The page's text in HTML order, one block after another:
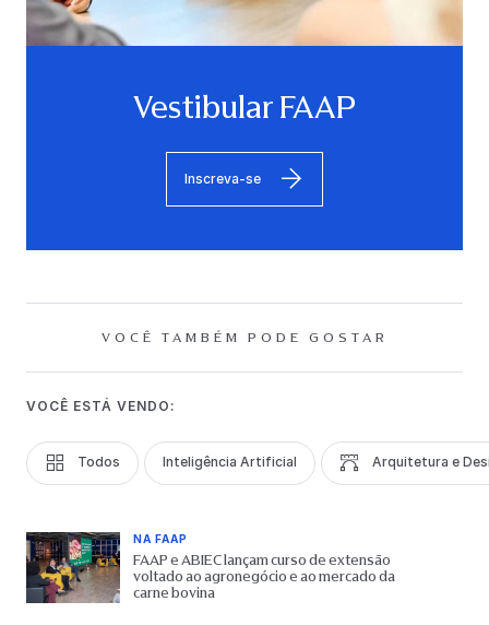
Vestibular FAAP
Inscreva-se
VOCÊ TAMBÉM PODE GOSTAR
VOCÊ ESTÁ VENDO:
Todos Inteligência Artificial Arquitetura e
NA FAAP
FAAP e ABIEC lançam curso de extensão
voltado ao agronegócio e ao mercado da
carne bovina